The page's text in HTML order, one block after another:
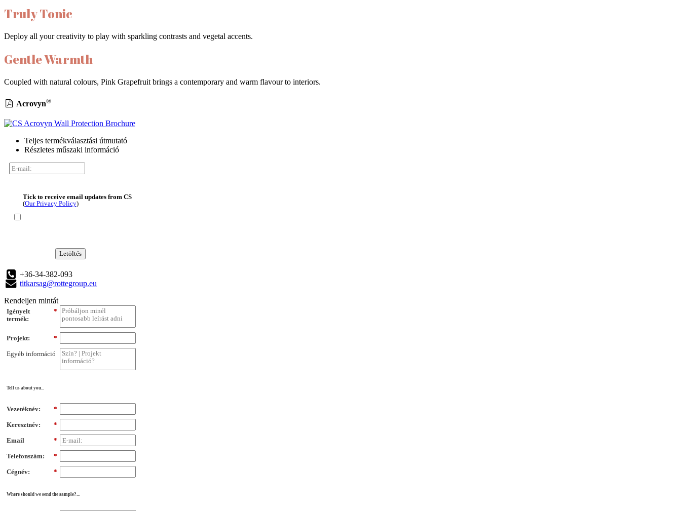
Truly Tonic
Deploy all your creativity to play with sparkling contrasts and vegetal accents.
Gentle Warmth
Coupled with natural colours, Pink Grapefruit brings a contemporary and warm flavour to interiors.
Acrovyn®
Teljes termékválasztási útmutató
Részletes műszaki információ
Tick to receive email updates from CS
(Our Privacy Policy)
Letöltés
+36-34-382-093
titkarsag@rottegroup.eu
Rendeljen mintát
*
Igényelt
termék:
*
Projekt:
Egyéb információ
Tell us about you...
*
Vezetéknév:
*
Keresztnév:
*
Email
*
Telefonszám:
*
Cégnév:
Where should we send the sample?...